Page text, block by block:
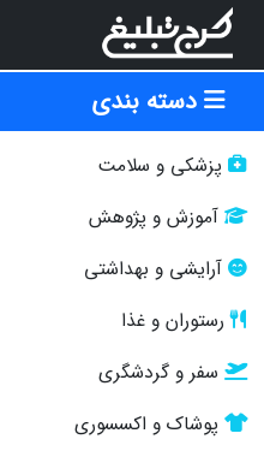
دسته بندی
پزشکی و سلامت
آموزش و پژوهش
آرایشی و بهداشتی
رستوران و غذا
سفر و گردشگری
پوشاک و اکسسوری